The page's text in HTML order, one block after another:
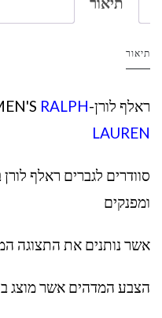
תיאור
ראלף לורן-RL SWETER JACKET MEN'SRALPH
LAUREN
סוודרים לגברים ראלף
ומפנקים
אשר נותנים את התצוגה
הצבע המדהים אשר מוצג